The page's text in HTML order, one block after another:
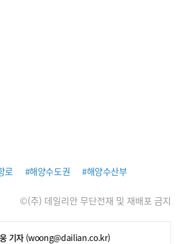
로 #해양수도권 #해양수산부
©(주) 데일리안 무단전재 및 재배포 금지
기자 (woong@dailian.co.kr)